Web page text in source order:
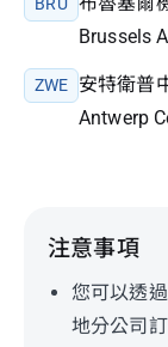
Brussels
ZWE
安特衛普
Antwerp
注意事項
您可以透
地分公司